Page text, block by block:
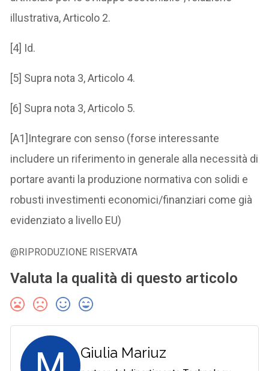
illustrativa, Articolo 2.
[4] Id.
[5] Supra nota 3, Articolo 4.
[6] Supra nota 3, Articolo 5.
[A1]Integrare con senso (forse interessante
includere un riferimento in generale alla necessità di
portare avanti la produzione normativa con solidi e
robusti investimenti economici/finanziari come già
evidenziato a livello EU)
@RIPRODUZIONE RISERVATA
Valuta la qualità di questo articolo
Giulia Mariuz